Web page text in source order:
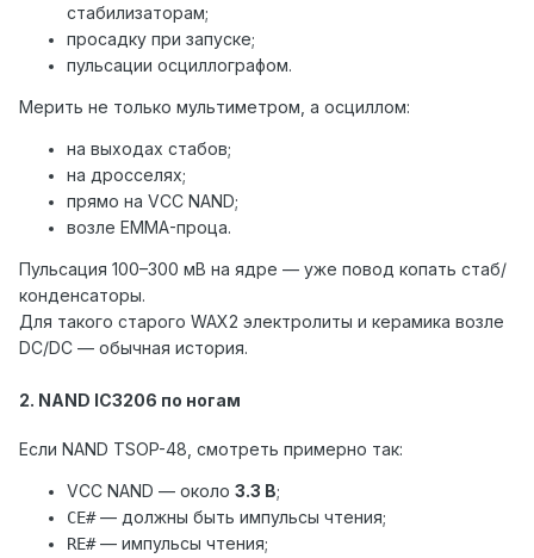
стабилизаторам;
просадку при запуске;
пульсации осциллографом.
Мерить не только мультиметром, а осциллом:
на выходах стабов;
на дросселях;
прямо на VCC NAND;
возле EMMA-проца.
Пульсация 100–300 мВ на ядре — уже повод копать стаб/
конденсаторы.
Для такого старого WAX2 электролиты и керамика возле
DC/DC — обычная история.
2. NAND IC3206 по ногам
Если NAND TSOP-48, смотреть примерно так:
VCC NAND — около 3.3 В;
CE#— должны быть импульсы чтения;
RE#— импульсы чтения;